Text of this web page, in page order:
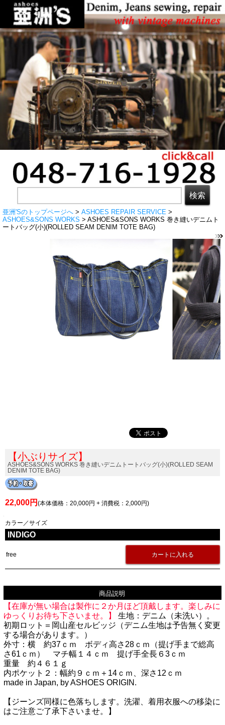
亜洲'Sのトップページへ > ASHOES REPAIR SERVICE >
ASHOES&SONS WORKS > ASHOES&SONS WORKS 巻き縫いデニムト
ートバッグ(小)(ROLLED SEAM DENIM TOTE BAG)
【小ぶりサイズ】
ASHOES&SONS WORKS 巻き縫いデニムトートバッグ(小)(ROLLED SEAM
DENIM TOTE BAG)
22,000円 (本体価格：20,000円 + 消費税：2,000円)
カラー／サイズ
INDIGO
free
商品説明
【在庫が無い場合は製作に２か月ほど頂戴します。楽しみに
ゆっくりお待ち下さいませ。】
生地：デニム（未洗い）。
初期ロット＝岡山産セルビッジ（デニム生地は予告無く変更
する場合があります。）
外寸：横 約37ｃｍ ボディ高さ28ｃｍ（提げ手まで総高
さ61ｃｍ） マチ幅１４ｃｍ 提げ手全長６3ｃｍ
重量 約４６１ｇ
内ポケット２：幅約９ｃｍ＋14ｃｍ、深さ12ｃｍ
made in Japan, by ASHOES ORIGIN.
【ジーンズ同様に色落ちします。洗濯、着用衣服への移染に
はご注意ご了承下さいませ。】